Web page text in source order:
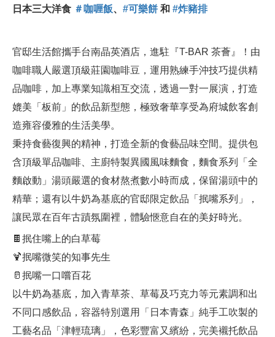
日本三大洋食 ＃咖喱飯、 #可樂餅 和 #炸豬排
官邸生活館攜手台南晶英酒店，進駐『T-BAR 茶薈』！由
咖啡職人嚴選頂級莊園咖啡豆，運用熟練手沖技巧提供精
品咖啡，加上專業知識相互交流，透過一對一展演，打造
媲美「板前」的飲品新型態，極致奢華享受為府城飲客創
造雍容優雅的生活美學。
秉持食藝復興的精神，打造全新的食藝品味空間。提供包
含頂級單品咖啡、主廚特製異國風味麵食，麵食系列「全
麵啟動」湯頭嚴選的食材熬煮數小時而成，保留湯頭中的
精華；還有以牛奶為基底的官邸限定飲品「抿嘴系列」，
讓民眾在百年古蹟氛圍裡，體驗愜意自在的美好時光。
🍫抿住嘴上的白草莓
🍹抿嘴微笑的知事先生
🥛抿嘴一口嚐百花
以牛奶為基底，加入青草茶、草莓及巧克力等元素調和出
不同口感飲品，容器特別選用「日本青森」純手工吹製的
工藝名品「津輕琉璃」，色彩豐富又繽紛，完美襯托飲品